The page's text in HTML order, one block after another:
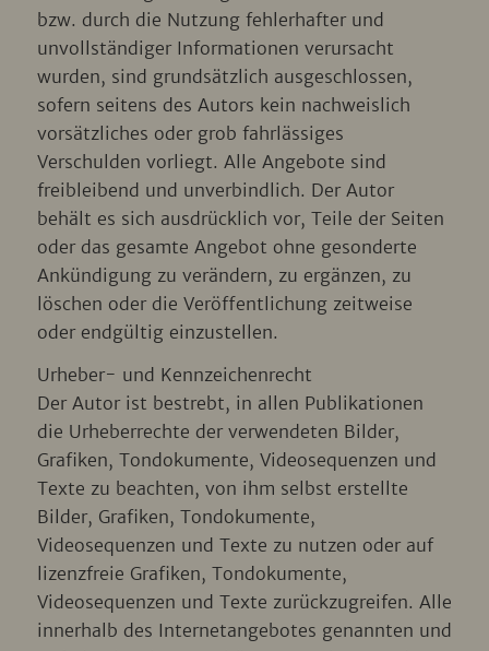
bzw. durch die Nutzung fehlerhafter und
unvollständiger Informationen verursacht
wurden, sind grundsätzlich ausgeschlossen,
sofern seitens des Autors kein nachweislich
vorsätzliches oder grob fahrlässiges
Verschulden vorliegt. Alle Angebote sind
freibleibend und unverbindlich. Der Autor
behält es sich ausdrücklich vor, Teile der Seiten
oder das gesamte Angebot ohne gesonderte
Ankündigung zu verändern, zu ergänzen, zu
löschen oder die Veröffentlichung zeitweise
oder endgültig einzustellen.
Urheber- und Kennzeichenrecht
Der Autor ist bestrebt, in allen Publikationen
die Urheberrechte der verwendeten Bilder,
Grafiken, Tondokumente, Videosequenzen und
Texte zu beachten, von ihm selbst erstellte
Bilder, Grafiken, Tondokumente,
Videosequenzen und Texte zu nutzen oder auf
lizenzfreie Grafiken, Tondokumente,
Videosequenzen und Texte zurückzugreifen. Alle
innerhalb des Internetangebotes genannten und